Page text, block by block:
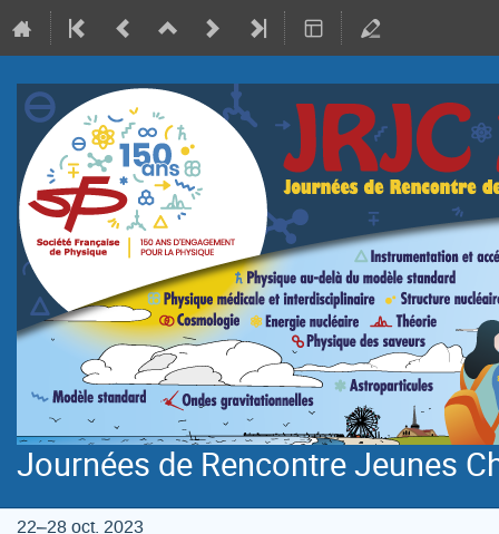
Journées de Rencontre Jeunes
22–28 oct. 2023